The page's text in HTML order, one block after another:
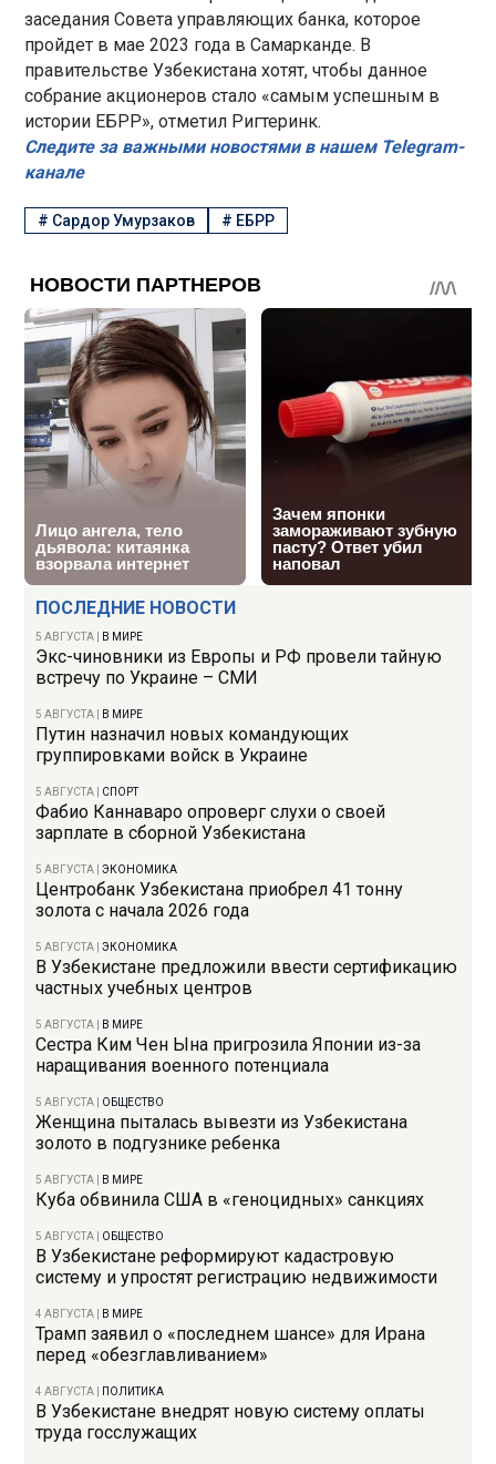
ПОСЛЕДНИЕ НОВОСТИ
5 АВГУСТА В МИРЕ
Экс-чиновники из Европы и РФ провели тайную
встречу по Украине – СМИ
5 АВГУСТА В МИРЕ
Путин назначил новых командующих
группировками войск в Украине
5 АВГУСТА СПОРТ
Фабио Каннаваро опроверг слухи о своей
зарплате в сборной Узбекистана
5 АВГУСТА |ЭКОНОМИКА
Центробанк Узбекистана приобрел 41 тонну
золота с начала 2026 года
5 АВГУСТА |ЭКОНОМИКА
В Узбекистане предложили ввести сертификацию
частных учебных центров
5 АВГУСТА В МИРЕ
Сестра Ким Чен Ына пригрозила Японии из-за
наращивания военного потенциала
5 АВГУСТА ОБЩЕСТВО
Женщина пыталась вывезти из Узбекистана
золото в подгузнике ребенка
5 АВГУСТА В МИРЕ
Куба обвинила США в «геноцидных» санкциях
5 АВГУСТА ОБЩЕСТВО
В Узбекистане реформируют кадастровую
систему и упростят регистрацию недвижимости
4 АВГУСТА В МИРЕ
Трамп заявил о «последнем шансе» для Ирана
перед «обезглавливанием»
4 АВГУСТА ПОЛИТИКА
В Узбекистане внедрят новую систему оплаты
труда госслужащих
заседания Совета управляющих банка, которое
пройдет в мае 2023 года в Самарканде. В
правительстве Узбекистана хотят, чтобы данное
собрание акционеров стало «самым успешным в
истории ЕБРР», отметил Ригтеринк.
Следите за важными новостями в нашем Telegram-
канале
# Сардор Умурзаков # ЕБРР